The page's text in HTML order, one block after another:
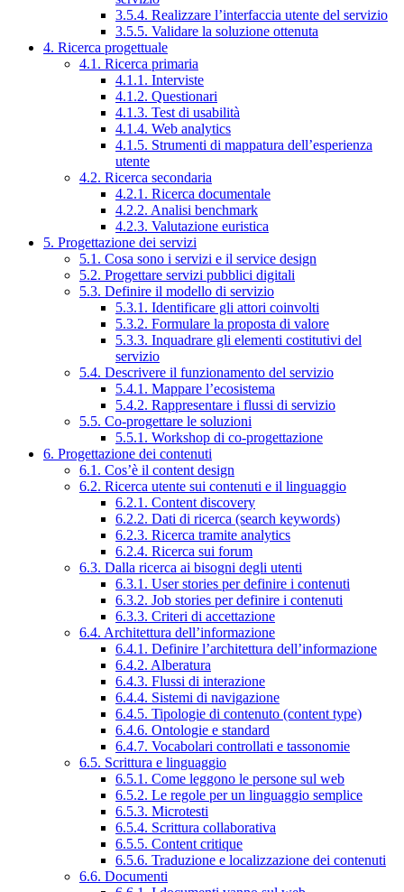
3.5.4. Realizzare l’interfaccia utente del servizio
3.5.5. Validare la soluzione ottenuta
4. Ricerca progettuale
4.1. Ricerca primaria
4.1.1. Interviste
4.1.2. Questionari
4.1.3. Test di usabilità
4.1.4. Web analytics
4.1.5. Strumenti di mappatura dell’esperienza
utente
4.2. Ricerca secondaria
4.2.1. Ricerca documentale
4.2.2. Analisi benchmark
4.2.3. Valutazione euristica
5. Progettazione dei servizi
5.1. Cosa sono i servizi e il service design
5.2. Progettare servizi pubblici digitali
5.3. Definire il modello di servizio
5.3.1. Identificare gli attori coinvolti
5.3.2. Formulare la proposta di valore
5.3.3. Inquadrare gli elementi costitutivi del
servizio
5.4. Descrivere il funzionamento del servizio
5.4.1. Mappare l’ecosistema
5.4.2. Rappresentare i flussi di servizio
5.5. Co-progettare le soluzioni
5.5.1. Workshop di co-progettazione
6. Progettazione dei contenuti
6.1. Cos’è il content design
6.2. Ricerca utente sui contenuti e il linguaggio
6.2.1. Content discovery
6.2.2. Dati di ricerca (search keywords)
6.2.3. Ricerca tramite analytics
6.2.4. Ricerca sui forum
6.3. Dalla ricerca ai bisogni degli utenti
6.3.1. User stories per definire i contenuti
6.3.2. Job stories per definire i contenuti
6.3.3. Criteri di accettazione
6.4. Architettura dell’informazione
6.4.1. Definire l’architettura dell’informazione
6.4.2. Alberatura
6.4.3. Flussi di interazione
6.4.4. Sistemi di navigazione
6.4.5. Tipologie di contenuto (content type)
6.4.6. Ontologie e standard
6.4.7. Vocabolari controllati e tassonomie
6.5. Scrittura e linguaggio
6.5.1. Come leggono le persone sul web
6.5.2. Le regole per un linguaggio semplice
6.5.3. Microtesti
6.5.4. Scrittura collaborativa
6.5.5. Content critique
6.5.6. Traduzione e localizzazione dei contenuti
6.6. Documenti